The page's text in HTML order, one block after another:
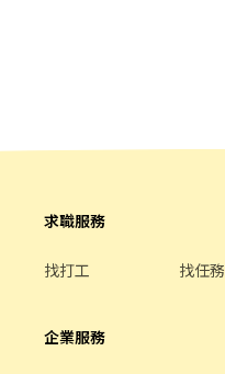
餐 努力有回報： 表現優異者享有變動獎金 歡樂團隊： 團隊氛圍好
求職服務
找打工 找任務
企業服務